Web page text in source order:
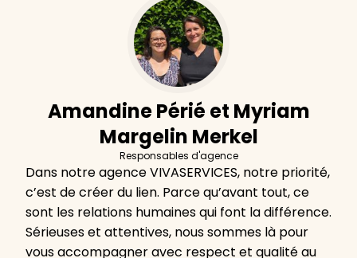
Amandine Périé et Myriam
Margelin Merkel
Responsables d'agence
Dans notre agence VIVASERVICES, notre priorité,
c’est de créer du lien. Parce qu’avant tout, ce
sont les relations humaines qui font la différence.
Sérieuses et attentives, nous sommes là pour
vous accompagner avec respect et qualité au